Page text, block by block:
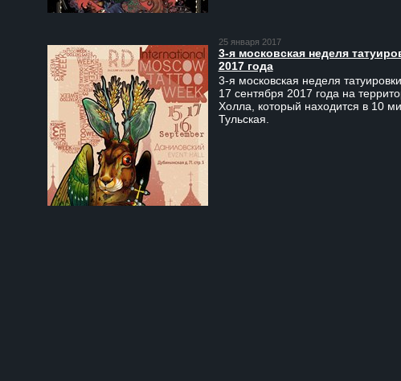
25 января 2017
3-я московская неделя
2017 года
3-я московская неделя
17 сентября 2017 года на
Холла, который находится в 10
Тульская.